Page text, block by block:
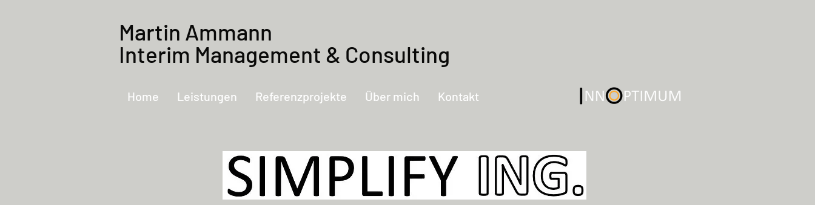
Martin Ammann
Interim Management & Consulting
Home Leistungen Referenzprojekte Über mich Kontakt